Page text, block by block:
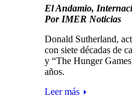
El Andamio,
Por IMER Noticias
Donald Sutherland,
con siete décadas de
y “The Hunger
años.
Leer más